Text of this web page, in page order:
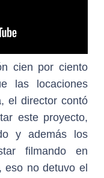
cien por ciento
las locaciones
el director contó
este proyecto,
y además los
filmando en
eso no detuvo el